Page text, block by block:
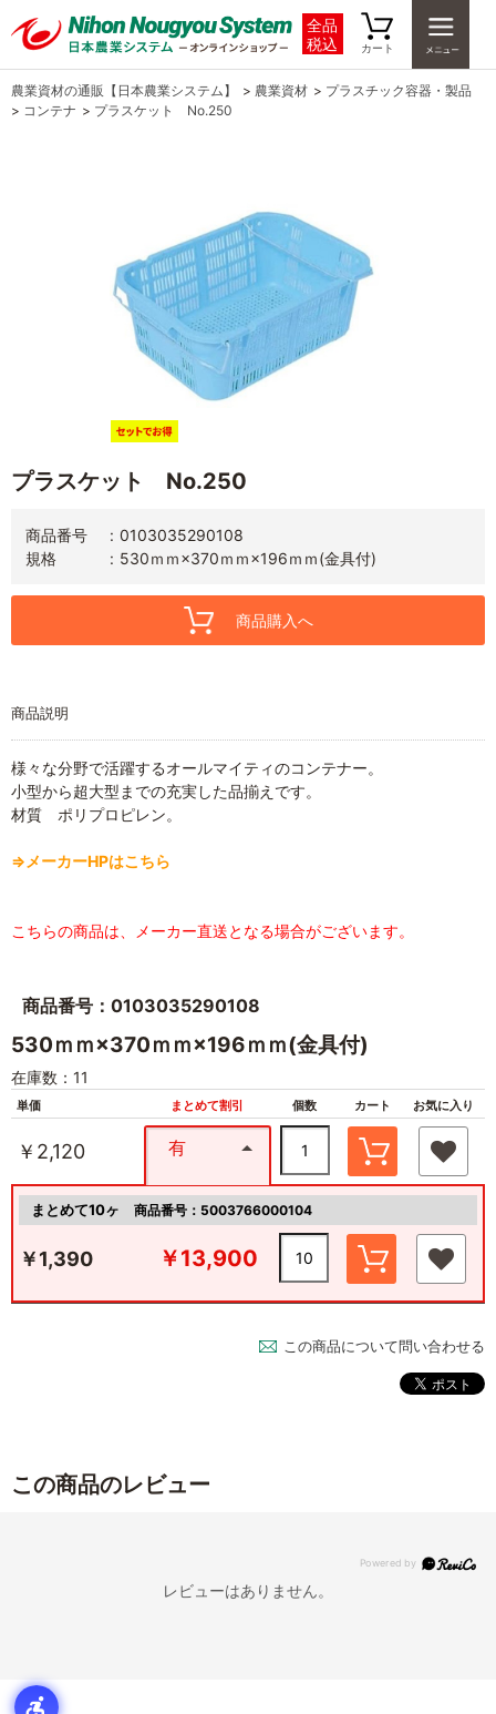
全品
税込
カート
農業資材の通販【日本農業システム】 > 農業資材 > プラスチック容器・製品
> コンテナ > プラスケット No.250
プラスケット No.250
商品番号
0103035290108
規格
530ｍｍ×370ｍｍ×196ｍｍ(金具付)
商品購入へ
商品説明
様々な分野で活躍するオールマイティのコンテナー。
小型から超大型までの充実した品揃えです。
材質 ポリプロピレン。
⇒メーカーHPはこちら
こちらの商品は、メーカー直送となる場合がございます。
商品番号：0103035290108
530ｍｍ×370ｍｍ×196ｍｍ(金具付)
在庫数：11
単価 まとめて割引 個数 カート お気に入り
￥2,120 有
まとめて10ヶ 商品番号：5003766000104
￥1,390 ￥13,900
この商品について問い合わせる
この商品のレビュー
レビューはありません。